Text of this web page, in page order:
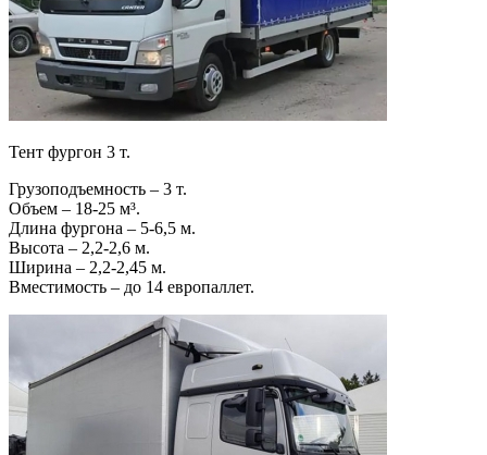
Тент фургон 3 т.
Грузоподъемность – 3 т.
Объем – 18-25 м³.
Длина фургона – 5-6,5 м.
Высота – 2,2-2,6 м.
Ширина – 2,2-2,45 м.
Вместимость – до 14 европаллет.